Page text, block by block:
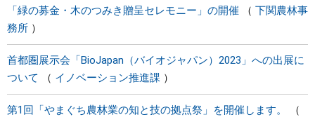
「緑の募金・木のつみき贈呈セレモニー」の開催
下関農林事
務所
首都圏展示会「BioJapan（バイオジャパン）2023」への出展に
ついて
イノベーション推進課
第1回「やまぐち農林業の知と技の拠点祭」を開催します。